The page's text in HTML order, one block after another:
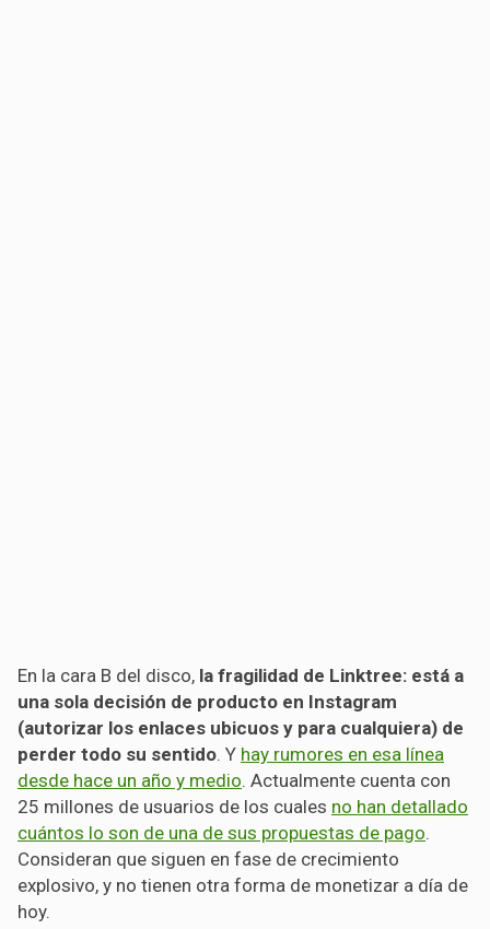
En la cara B del disco, la fragilidad de Linktree: está a
una sola decisión de producto en Instagram
(autorizar los enlaces ubicuos y para cualquiera) de
perder todo su sentido. Y hay rumores en esa línea
desde hace un año y medio. Actualmente cuenta con
25 millones de usuarios de los cuales no han detallado
cuántos lo son de una de sus propuestas de pago.
Consideran que siguen en fase de crecimiento
explosivo, y no tienen otra forma de monetizar a día de
hoy.